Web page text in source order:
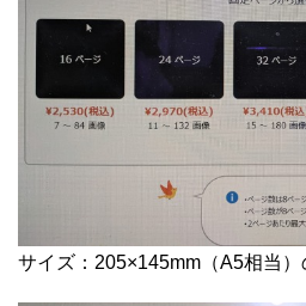
サイズ：205×145mm（A5相当）